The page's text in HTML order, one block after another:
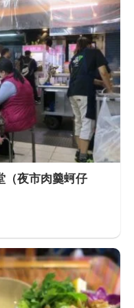
（夜市肉羹蚵仔